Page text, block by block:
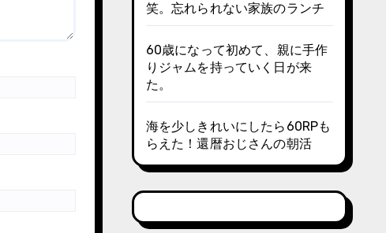
笑。忘れられない家族のランチ
60歳になって初めて、親に手作
りジャムを持っていく日が来
た。
海を少しきれいにしたら60RPも
らえた！還暦おじさんの朝活